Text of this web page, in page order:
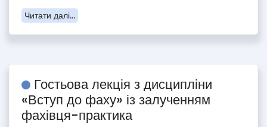
Читати далі...
Гостьова лекція з дисципліни
«Вступ до фаху» із залученням
фахівця-практика